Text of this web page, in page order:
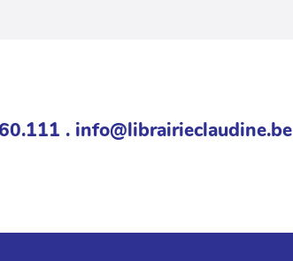
. info@librairieclaudine.be